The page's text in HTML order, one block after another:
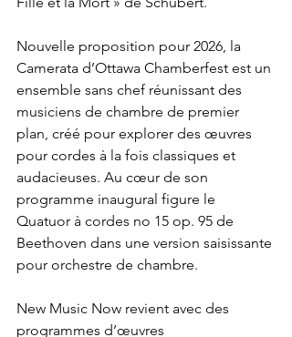
Nouvelle proposition pour 2026, la
Camerata d’Ottawa Chamberfest est un
ensemble sans chef réunissant des
musiciens de chambre de premier
plan, créé pour explorer des œuvres
pour cordes à la fois classiques et
audacieuses. Au cœur de son
programme inaugural figure le
Quatuor à cordes no 15 op. 95 de
Beethoven dans une version saisissante
pour orchestre de chambre.
New Music Now revient avec des
programmes d’œuvres